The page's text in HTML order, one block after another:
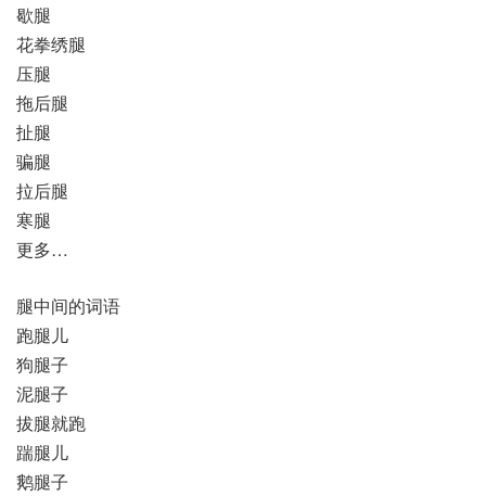
歇腿
花拳绣腿
压腿
拖后腿
扯腿
骗腿
拉后腿
寒腿
更多…
腿中间的词语
跑腿儿
狗腿子
泥腿子
拔腿就跑
踹腿儿
鹅腿子